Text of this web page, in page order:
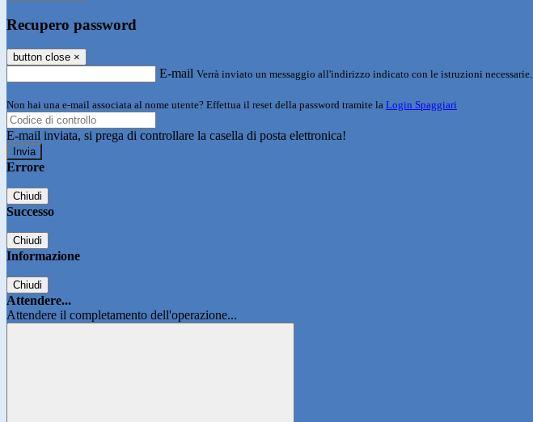
Recupero password
button close ×
E-mail Verrà inviato un messaggio all'indirizzo indicato con le istruzioni necessarie.
Non hai una e-mail associata al nome utente? Effettua il reset della password tramite la Login Spaggiari
E-mail inviata, si prega di controllare la casella di posta elettronica!
Errore
Chiudi
Successo
Chiudi
Informazione
Chiudi
Attendere...
Attendere il completamento dell'operazione...